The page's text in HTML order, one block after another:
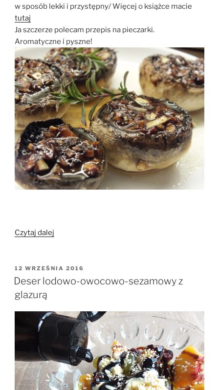
w sposób lekki i przystępny/ Więcej o książce macie
tutaj
Ja szczerze polecam przepis na pieczarki.
Aromatyczne i pyszne!
Czytaj dalej
czosnkiem”
OPUBLIKOWANE
W
12 WRZEŚNIA 2016
Deser lodowo-owocowo-sezamowy z
glazurą